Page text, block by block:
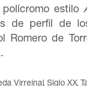
polícromo estilo
de perfil de
Romero de
Virreinal Siglo XX